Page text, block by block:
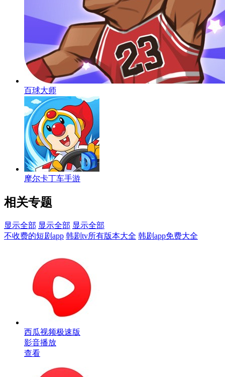
百球大师
摩尔卡丁车手游
相关专题
显示全部 显示全部 显示全部
不收费的短剧app 韩剧tv所有版本大全 韩剧app免费大全
西瓜视频极速版
影音播放
查看